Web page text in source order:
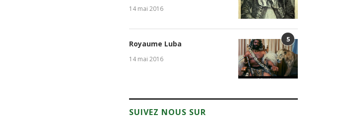
14 mai 2016
5
Royaume Luba
14 mai 2016
SUIVEZ NOUS SUR